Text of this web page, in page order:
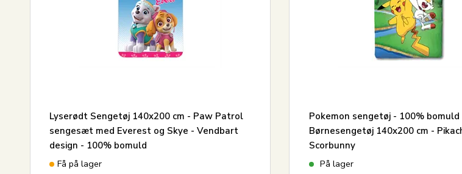
Lyserødt Sengetøj 140x200 cm - Paw Patrol
sengesæt med Everest og Skye - Vendbart
design - 100% bomuld
Få på lager
Pokemon sengetøj - 100% bomuld
Børnesengetøj 140x200 cm -
Scorbunny
På lager